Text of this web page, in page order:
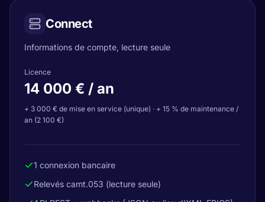
Connect
Informations de compte, lecture seule
Licence
14 000 € / an
+ 3 000 € de mise en service (unique) · + 15 % de maintenance /
an (2 100 €)
1 connexion bancaire
Relevés camt.053 (lecture seule)